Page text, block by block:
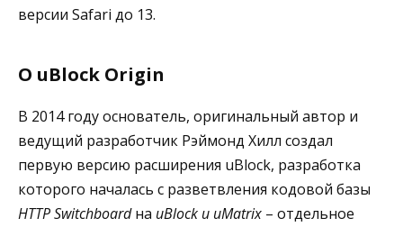
версии Safari до 13.
О uBlock Origin
В 2014 году основатель, оригинальный автор и
ведущий разработчик Рэймонд Хилл создал
первую версию расширения uBlock, разработка
которого началась с разветвления кодовой базы
HTTP Switchboardна uBlock и uMatrix – отдельное